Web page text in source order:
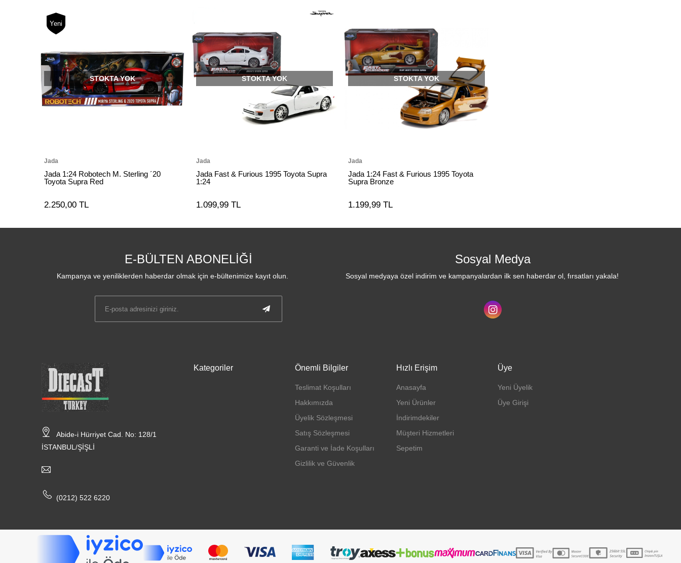
Yeni
STOKTA YOK
Jada
Jada 1:24 Robotech M. Sterling ´20
Toyota Supra Red
2.250,00 TL
STOKTA YOK
Jada
Jada Fast & Furious 1995 Toyota Supra
1:24
1.099,99 TL
STOKTA YOK
Jada
Jada 1:24 Fast & Furious 1995 Toyota
Supra Bronze
1.199,99 TL
E-BÜLTEN ABONELİĞİ
Kampanya ve yeniliklerden haberdar olmak için e-bültenimize kayıt olun.
Sosyal Medya
Sosyal medyaya özel indirim ve kampanyalardan ilk sen haberdar ol, fırsatları yakala!
Abide-i Hürriyet Cad. No: 128/1
İSTANBUL/ŞİŞLİ
(0212) 522 6220
Kategoriler Önemli Bilgiler
Teslimat Koşulları
Hakkımızda
Üyelik Sözleşmesi
Satış Sözleşmesi
Garanti ve İade Koşulları
Gizlilik ve Güvenlik
Hızlı Erişim
Anasayfa
Yeni Ürünler
İndirimdekiler
Müşteri Hizmetleri
Sepetim
Üye
Yeni Üyelik
Üye Girişi